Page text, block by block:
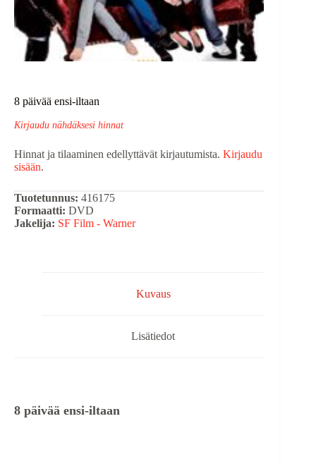
8 päivää ensi-iltaan
Kirjaudu nähdäksesi hinnat
Hinnat ja tilaaminen edellyttävät kirjautumista. Kirjaudu
sisään.
Tuotetunnus: 416175
Formaatti: DVD
Jakelija: SF Film - Warner
Kuvaus
Lisätiedot
8 päivää ensi-iltaan